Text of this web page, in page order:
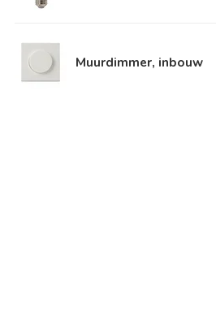
Muurdimmer, inbouw